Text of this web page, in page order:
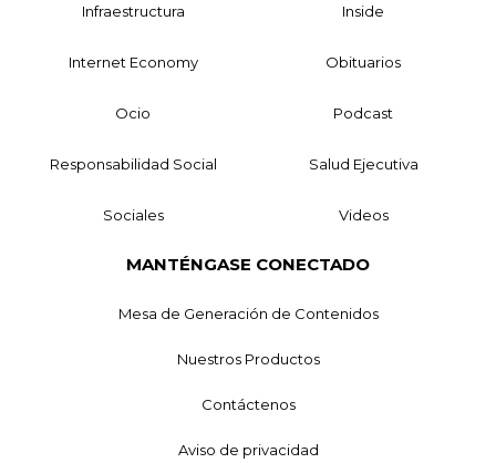
Infraestructura Inside
Internet Economy Obituarios
Ocio Podcast
Responsabilidad Social Salud Ejecutiva
Sociales Videos
MANTÉNGASE CONECTADO
Mesa de Generación de Contenidos
Nuestros Productos
Contáctenos
Aviso de privacidad